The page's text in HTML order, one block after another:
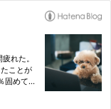
れた。
ことが
固めてか